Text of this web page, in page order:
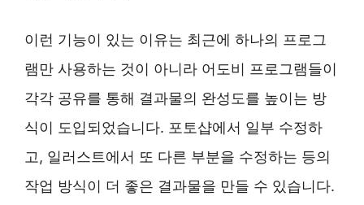
이런 기능이 있는 이유는 최근에 하나의 프로그
램만 사용하는 것이 아니라 어도비 프로그램들이
각각 공유를 통해 결과물의 완성도를 높이는 방
식이 도입되었습니다. 포토샵에서 일부 수정하
고, 일러스트에서 또 다른 부분을 수정하는 등의
작업 방식이 더 좋은 결과물을 만들 수 있습니다.